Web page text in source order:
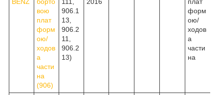
вою
плат
форм
ою/
ходов
а
части
на
(906)
906.1
13,
906.2
11,
906.2
13)
форм
ою/
ходов
а
части
на